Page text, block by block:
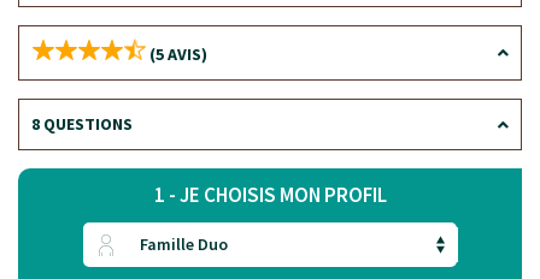
(5 AVIS)
8 QUESTIONS
1 - JE CHOISIS MON PROFIL